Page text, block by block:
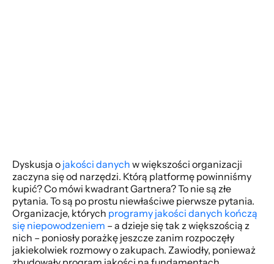
Dyskusja o jakości danych w większości organizacji
zaczyna się od narzędzi. Którą platformę powinniśmy
kupić? Co mówi kwadrant Gartnera? To nie są złe
pytania. To są po prostu niewłaściwe pierwsze pytania.
Organizacje, których programy jakości danych kończą
się niepowodzeniem – a dzieje się tak z większością z
nich – poniosły porażkę jeszcze zanim rozpoczęły
jakiekolwiek rozmowy o zakupach. Zawiodły, ponieważ